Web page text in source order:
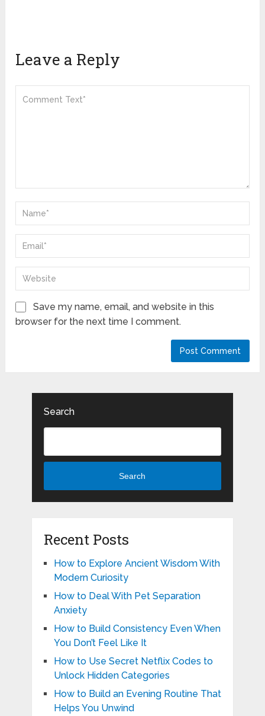
Leave a Reply
Save my name, email, and website in this
browser for the next time I comment.
Search
Search
Recent Posts
How to Explore Ancient Wisdom With
Modern Curiosity
How to Deal With Pet Separation
Anxiety
How to Build Consistency Even When
You Don’t Feel Like It
How to Use Secret Netflix Codes to
Unlock Hidden Categories
How to Build an Evening Routine That
Helps You Unwind